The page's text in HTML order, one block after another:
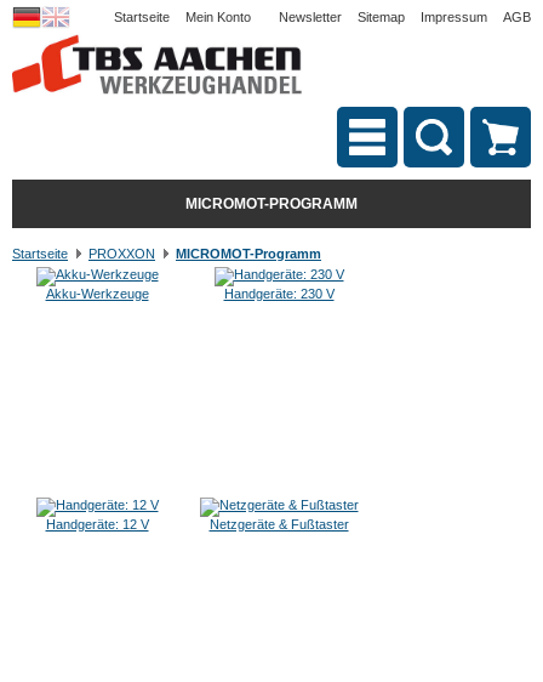
Startseite Mein Konto Newsletter Sitemap Impressum AGB
MICROMOT-PROGRAMM
Startseite PROXXON MICROMOT-Programm
Akku-Werkzeuge Handgeräte: 230 V
Handgeräte: 12 V Netzgeräte & Fußtaster